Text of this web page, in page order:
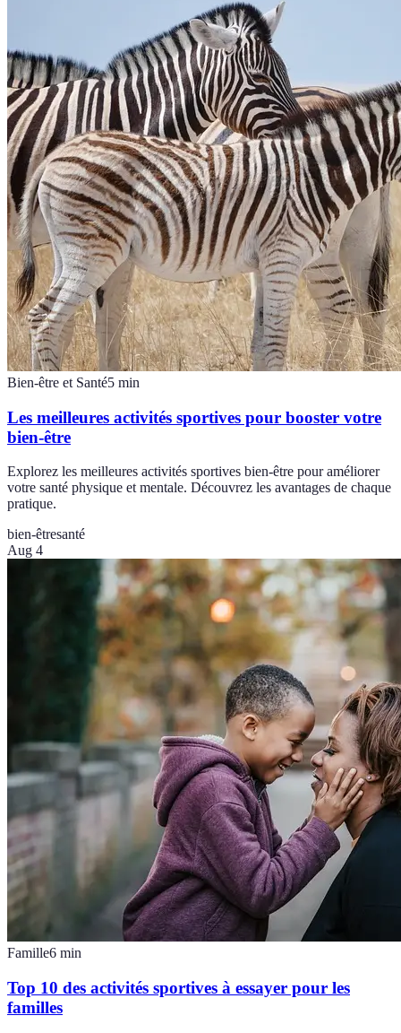
Bien-être et Santé5 min
Les meilleures activités sportives pour booster votre
bien-être
Explorez les meilleures activités sportives bien-être pour améliorer
votre santé physique et mentale. Découvrez les avantages de chaque
pratique.
bien-êtresanté
Aug 4
Famille6 min
Top 10 des activités sportives à essayer pour les
familles